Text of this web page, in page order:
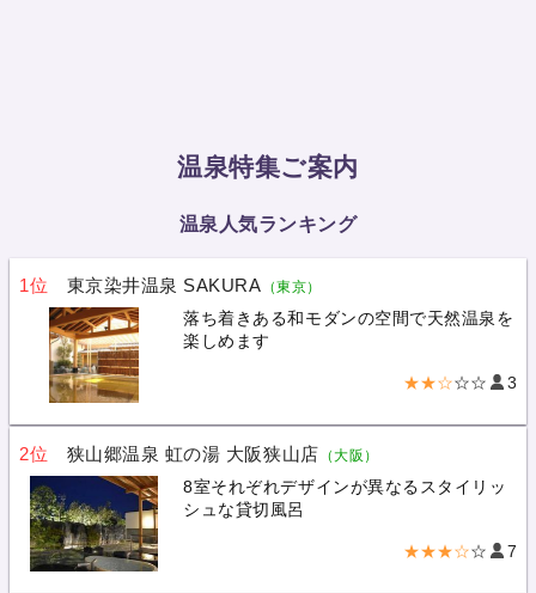
温泉特集ご案内
温泉人気ランキング
1位 東京染井温泉 SAKURA （東京）
落ち着きある和モダンの空間で天然温泉を
楽しめます
★★☆☆☆ 3
2位 狭山郷温泉 虹の湯 大阪狭山店 （大阪）
8室それぞれデザインが異なるスタイリッ
シュな貸切風呂
★★★☆☆ 7